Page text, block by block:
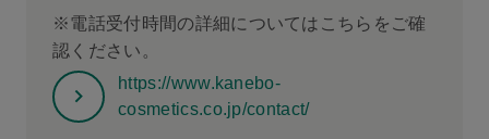
※電話受付時間の詳細についてはこちらをご確
認ください。
https://www.kanebo-
cosmetics.co.jp/contact/